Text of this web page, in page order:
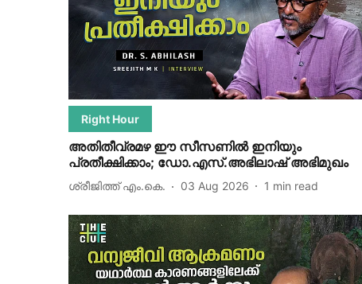
Right Hour
അതിതീവ്രമഴ ഈ സീസണിൽ ഇനിയും
പ്രതീക്ഷിക്കാം; ഡോ.എസ്.അഭിലാഷ് അഭിമുഖം
ശ്രീജിത്ത് എം.കെ. 03 Aug 2026 1 min read